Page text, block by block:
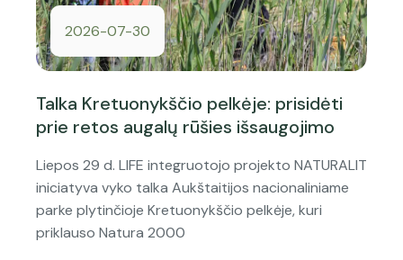
2026-07-30
Talka Kretuonykščio pelkėje: prisidėti
prie retos augalų rūšies išsaugojimo
Liepos 29 d. LIFE integruotojo projekto NATURALIT
iniciatyva vyko talka Aukštaitijos nacionaliniame
parke plytinčioje Kretuonykščio pelkėje, kuri
priklauso Natura 2000